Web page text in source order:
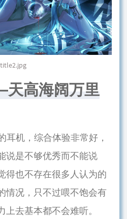
title2.jpg
天高海阔万里
耳机，综合体验非常好，
说是不够优秀而不能说
得也不存在很多人认为的
情况，只不过喂不饱会有
去基本都不会难听。